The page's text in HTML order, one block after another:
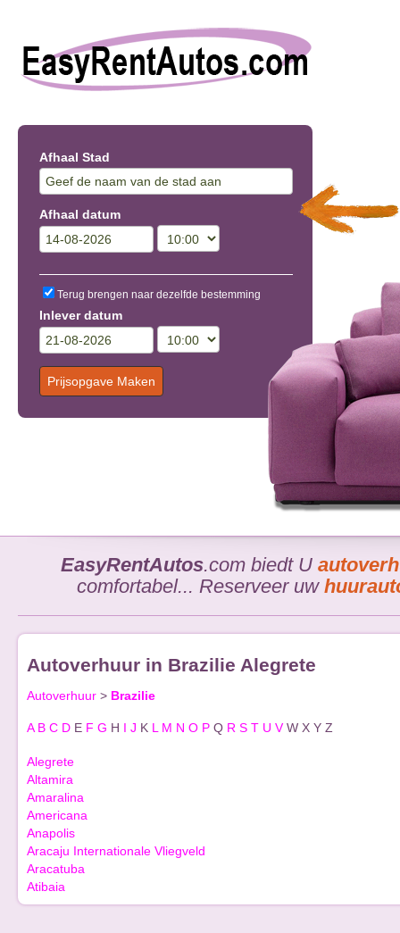
EasyRentAutos.com biedt U
comfortabel... Reserveer uw
Autoverhuur in Brazilie Alegrete
Autoverhuur > Brazilie
A B C D E F G H I J K L M N O P Q R S T U V W X Y Z
Alegrete
Altamira
Amaralina
Americana
Anapolis
Aracaju Internationale Vliegveld
Aracatuba
Atibaia
Afhaal Stad
Afhaal datum
Terug brengen naar dezelfde bestemming
Inlever datum